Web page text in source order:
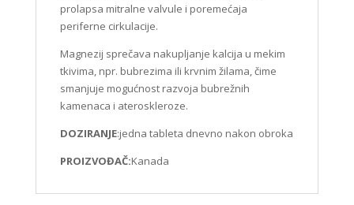
prolapsa mitralne valvule i poremećaja
periferne cirkulacije.
Magnezij sprečava nakupljanje kalcija u mekim
tkivima, npr. bubrezima ili krvnim žilama, čime
smanjuje mogućnost razvoja bubrežnih
kamenaca i ateroskleroze.
DOZIRANJE:jedna tableta dnevno nakon obroka
PROIZVOĐAČ:Kanada